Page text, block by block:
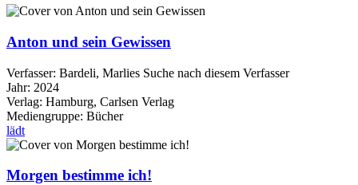
Anton und sein Gewissen
Verfasser: Bardeli, Marlies Suche nach diesem Verfasser
Jahr: 2024
Verlag: Hamburg, Carlsen Verlag
Mediengruppe: Bücher
lädt
Morgen bestimme ich!